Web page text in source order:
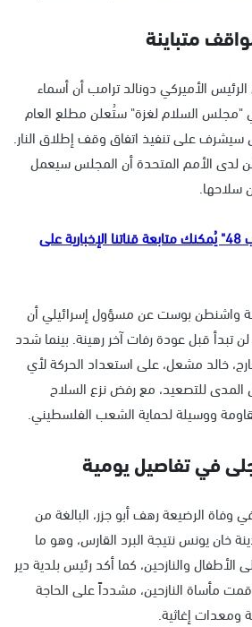
متباينة
الأميركي دونالد ترامب أن أسماء
"مجلس السلام لغزة" ستُعلن مطلع العام
سيشرف على تنفيذ اتفاق وقف إطلاق النار.
الأمم المتحدة أن المجلس سيعمل
سلاحها.
ولمتابعة كل ما يخص "عرب 48" يُمكنك متابعة قناتنا الإخبارية على
واشنطن بوست عن مسؤول إسرائيلي أن
لن تبدأ قبل عودة رفات آخر رهينة. بينما شدد
خالد مشعل، على استعداد الحركة لأي
للتصعيد، مع رفض نزع السلاح
ووسيلة لحماية الشعب الفلسطيني.
في تفاصيل يومية
وفاة الرضيعة رهف أبو جزر، البالغة من
خان يونس نتيجة البرد القارس، وهو ما
والنازحين، كما أكد رئيس بلدية دير
مأساة النازحين، مشدداً على الحاجة
ومعدات إغاثية.